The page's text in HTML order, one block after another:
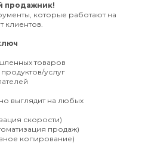
продажник!
которые работают на
клиентов.
товаров
услуг
выглядит на любых
скорости)
продаж)
копирование)